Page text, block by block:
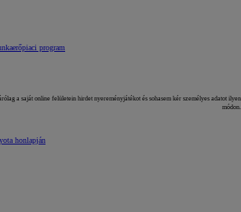
program
a saját online felületein hirdet nyereményjátékot és sohasem kér személyes adatot ilyen
módon.
honlapján